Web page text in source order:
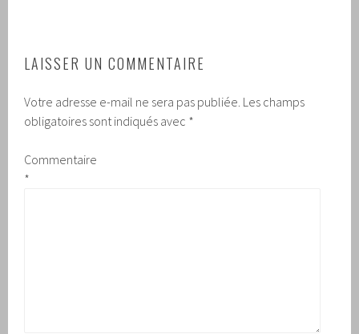
LAISSER UN COMMENTAIRE
Votre adresse e-mail ne sera pas publiée. Les champs
obligatoires sont indiqués avec *
Commentaire
*